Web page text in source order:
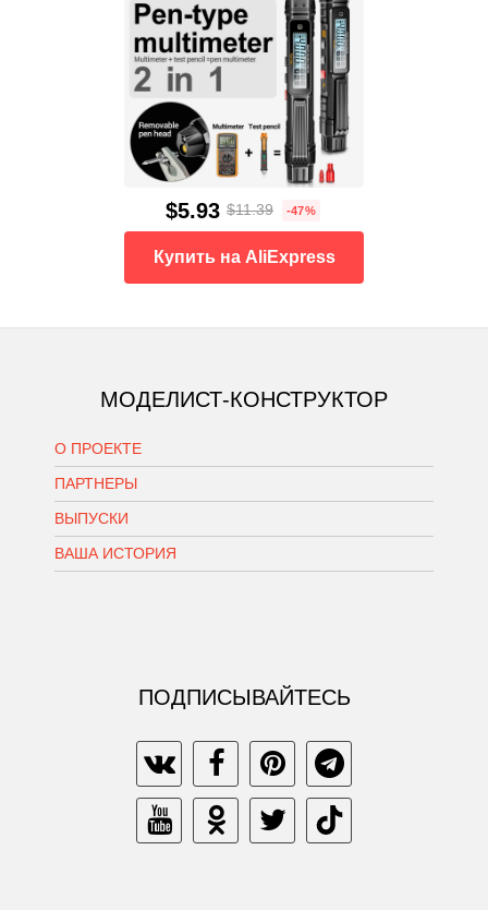
$5.93 $11.39 -47%
Купить на AliExpress
МОДЕЛИСТ-КОНСТРУКТОР
О ПРОЕКТЕ
ПАРТНЕРЫ
ВЫПУСКИ
ВАША ИСТОРИЯ
ПОДПИСЫВАЙТЕСЬ